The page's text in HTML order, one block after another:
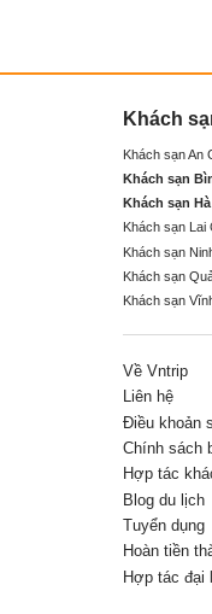
Khách
Khách sạn An
Khách sạn
Khách sạn
Khách sạn Lai
Khách sạn
Khách sạn
Khách sạn
Về Vntrip
Liên hệ
Điều khoản
Chính sách
Hợp tác
Blog du lịch
Tuyển dụng
Hoàn tiền
Hợp tác đại